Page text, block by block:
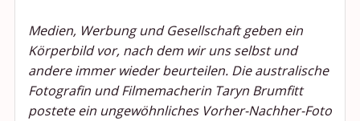
Medien, Werbung und Gesellschaft geben ein
Körperbild vor, nach dem wir uns selbst und
andere immer wieder beurteilen. Die australische
Fotografin und Filmemacherin Taryn Brumfitt
postete ein ungewöhnliches Vorher-Nachher-Foto